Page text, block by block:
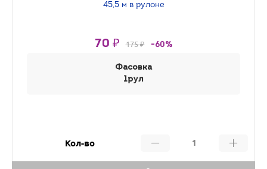
45,5 м в рулоне
70 ₽ 175 ₽ -60%
Фасовка
1рул
Кол-во